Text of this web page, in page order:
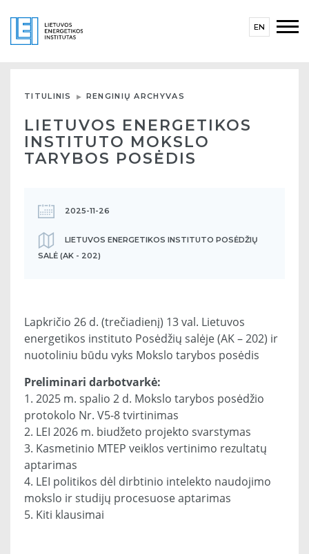
EN
TITULINIS RENGINIŲ ARCHYVAS
LIETUVOS ENERGETIKOS
INSTITUTO MOKSLO
TARYBOS POSĖDIS
2025-11-26
LIETUVOS ENERGETIKOS INSTITUTO POSĖDŽIŲ
SALĖ (AK - 202)
Lapkričio 26 d. (trečiadienį) 13 val. Lietuvos
energetikos instituto Posėdžių salėje (AK – 202) ir
nuotoliniu būdu vyks Mokslo tarybos posėdis
Preliminari darbotvarkė:
1. 2025 m. spalio 2 d. Mokslo tarybos posėdžio
protokolo Nr. V5-8 tvirtinimas
2. LEI 2026 m. biudžeto projekto svarstymas
3. Kasmetinio MTEP veiklos vertinimo rezultatų
aptarimas
4. LEI politikos dėl dirbtinio intelekto naudojimo
mokslo ir studijų procesuose aptarimas
5. Kiti klausimai